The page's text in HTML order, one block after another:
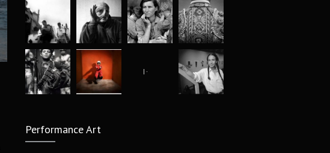
Fotografia y Arqueologia exposicion en Museo
Nacional de Antropologia
5562
7 years ago
Nu Project mujeres reales de Matt Blume
4924
13 years ago
2018)
8 years ago
Performance Art